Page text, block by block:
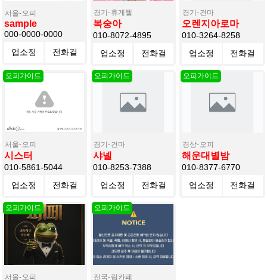
서울 오피
sample
000-0000-0000
업소정
보
전화걸
경기 휴게텔
복숭아
010-8072-4895
업소정
보
전화걸
경기 건마
오렌지아로마
010-3264-8258
업소정
보
전화걸
서울 오피
시스터
010-5861-5044
업소정
보
전화걸
기
경기 건마
샤넬
010-8253-7388
업소정
보
전화걸
기
경상 오피
해운대별밤
010-8377-6770
업소정
전화걸
서울 오피 전국 립카페